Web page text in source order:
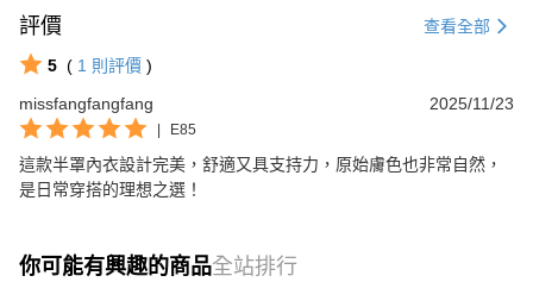
評價 查看全部
5 ( 1 則評價 )
missfangfangfang
2025/11/23
E85
這款半罩內衣設計完美，舒適又具支持力，原始膚色也非常自然，
是日常穿搭的理想之選！
你可能有興趣的商品全站排行